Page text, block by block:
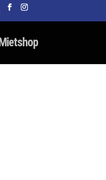
Mietshop